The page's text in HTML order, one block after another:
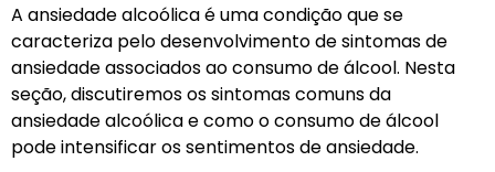
A ansiedade alcoólica é uma condição que se
caracteriza pelo desenvolvimento de sintomas de
ansiedade associados ao consumo de álcool. Nesta
seção, discutiremos os sintomas comuns da
ansiedade alcoólica e como o consumo de álcool
pode intensificar os sentimentos de ansiedade.